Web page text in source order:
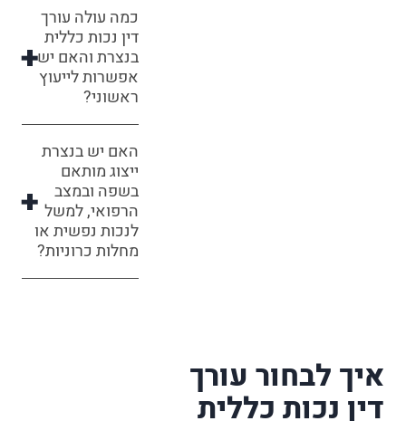
כמה עולה עורך
דין נכות כללית
בנצרת והאם יש
אפשרות לייעוץ
ראשוני?
האם יש בנצרת
ייצוג מותאם
בשפה ובמצב
הרפואי, למשל
לנכות נפשית או
מחלות כרוניות?
איך לבחור עורך
דין נכות כללית